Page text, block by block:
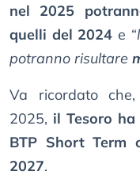
nel 2025
quelli del 2024 e “
potranno risultare
Va ricordato
2025, il Tesoro
BTP Short Term
2027.